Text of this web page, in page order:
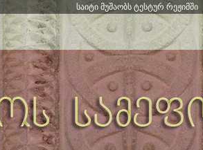
საიტი მუშაობს ტესტურ რეჟიმში